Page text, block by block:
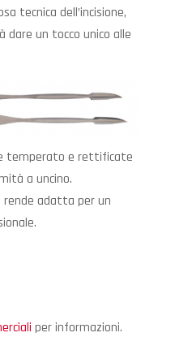
tecnica dell’incisione,
dare un tocco unico alle
temperato e rettificate
a uncino.
rende adatta per un
per informazioni.